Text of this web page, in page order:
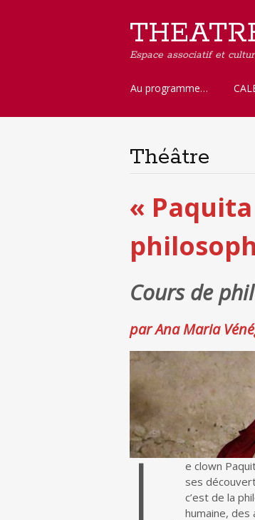
Espace associatif et
Aller
contenu
Au programme…
Théâtre
«
Cours de
par Ana Maria
L
e clown
ses
c’est de la
humaine,